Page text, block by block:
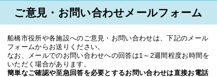
ご意見・お問い合わせメールフォーム
船橋市役所や各施設へのご意見・お問い合わせは、下記のメール
フォームからお送りください。
なお、メールでのお問い合わせへの回答は1～2週間程度お時間を
いただく場合があります。
簡単なご確認や至急回答を必要とするお問い合わせは直接お電話